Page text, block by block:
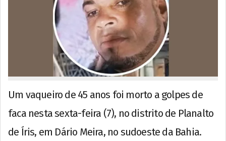
Um vaqueiro de 45 anos foi morto a golpes de
faca nesta sexta-feira (7), no distrito de Planalto
de Íris, em Dário Meira, no sudoeste da Bahia.